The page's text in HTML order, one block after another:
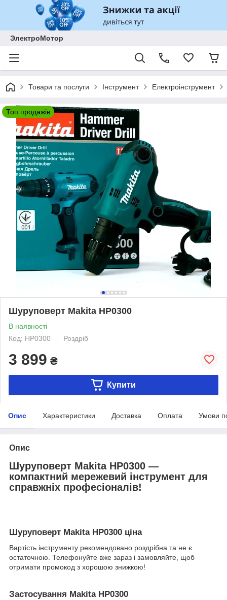
ЭлектроМотор
Товари та послуги Інструмент Електроінструмент
Топ продажів
Шуруповерт Makita HP0300
В наявності
Код: HP0300
Роздріб
3 899 ₴
Купити
Опис Характеристики Доставка Оплата Умови
Опис
Шуруповерт Makita HP0300 —
компактний мережевий інструмент для
справжніх професіоналів!
Шуруповерт Makita HP0300 ціна
Вартість інструменту рекомендовано роздрібна та не є
остаточною. Телефонуйте вже зараз і замовляйте, щоб
отримати промокод з хорошою знижкою!
Застосування Makita HP0300